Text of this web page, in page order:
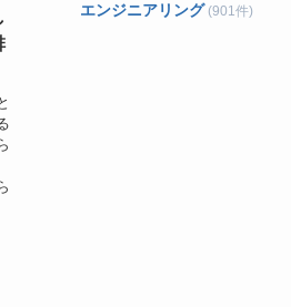
エンジニアリング (901件)